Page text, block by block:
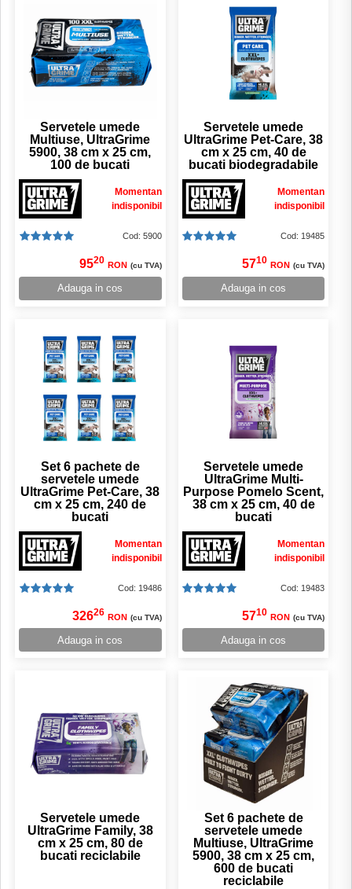
Servetele umede
Multiuse, UltraGrime
5900, 38 cm x 25 cm,
100 de bucati
Momentan
indisponibil
Cod: 5900
9520 RON (cu TVA)
Adauga in cos
Servetele umede
UltraGrime Pet-Care, 38
cm x 25 cm, 40 de
bucati biodegradabile
Momentan
indisponibil
Cod: 19485
5710 RON (cu TVA)
Adauga in cos
Set 6 pachete de
servetele umede
UltraGrime Pet-Care, 38
cm x 25 cm, 240 de
bucati
Momentan
indisponibil
Cod: 19486
32626 RON (cu TVA)
Adauga in cos
Servetele umede
UltraGrime Multi-
Purpose Pomelo Scent,
38 cm x 25 cm, 40 de
bucati
Momentan
indisponibil
Cod: 19483
5710 RON (cu TVA)
Adauga in cos
Servetele umede
UltraGrime Family, 38
cm x 25 cm, 80 de
bucati reciclabile
Set 6 pachete de
servetele umede
Multiuse, UltraGrime
5900, 38 cm x 25 cm,
600 de bucati
reciclabile